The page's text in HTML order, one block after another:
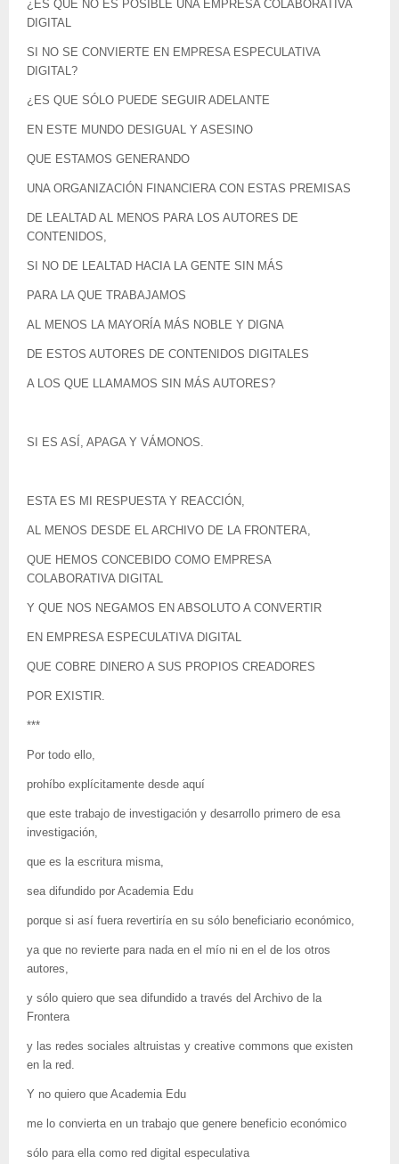
¿ES QUE NO ES POSIBLE UNA EMPRESA COLABORATIVA
DIGITAL
SI NO SE CONVIERTE EN EMPRESA ESPECULATIVA
DIGITAL?
¿ES QUE SÓLO PUEDE SEGUIR ADELANTE
EN ESTE MUNDO DESIGUAL Y ASESINO
QUE ESTAMOS GENERANDO
UNA ORGANIZACIÓN FINANCIERA CON ESTAS PREMISAS
DE LEALTAD AL MENOS PARA LOS AUTORES DE
CONTENIDOS,
SI NO DE LEALTAD HACIA LA GENTE SIN MÁS
PARA LA QUE TRABAJAMOS
AL MENOS LA MAYORÍA MÁS NOBLE Y DIGNA
DE ESTOS AUTORES DE CONTENIDOS DIGITALES
A LOS QUE LLAMAMOS SIN MÁS AUTORES?
SI ES ASÍ, APAGA Y VÁMONOS.
ESTA ES MI RESPUESTA Y REACCIÓN,
AL MENOS DESDE EL ARCHIVO DE LA FRONTERA,
QUE HEMOS CONCEBIDO COMO EMPRESA
COLABORATIVA DIGITAL
Y QUE NOS NEGAMOS EN ABSOLUTO A CONVERTIR
EN EMPRESA ESPECULATIVA DIGITAL
QUE COBRE DINERO A SUS PROPIOS CREADORES
POR EXISTIR.
***
Por todo ello,
prohíbo explícitamente desde aquí
que este trabajo de investigación y desarrollo primero de esa
investigación,
que es la escritura misma,
sea difundido por Academia Edu
porque si así fuera revertiría en su sólo beneficiario económico,
ya que no revierte para nada en el mío ni en el de los otros
autores,
y sólo quiero que sea difundido a través del Archivo de la
Frontera
y las redes sociales altruistas y creative commons que existen
en la red.
Y no quiero que Academia Edu
me lo convierta en un trabajo que genere beneficio económico
sólo para ella como red digital especulativa